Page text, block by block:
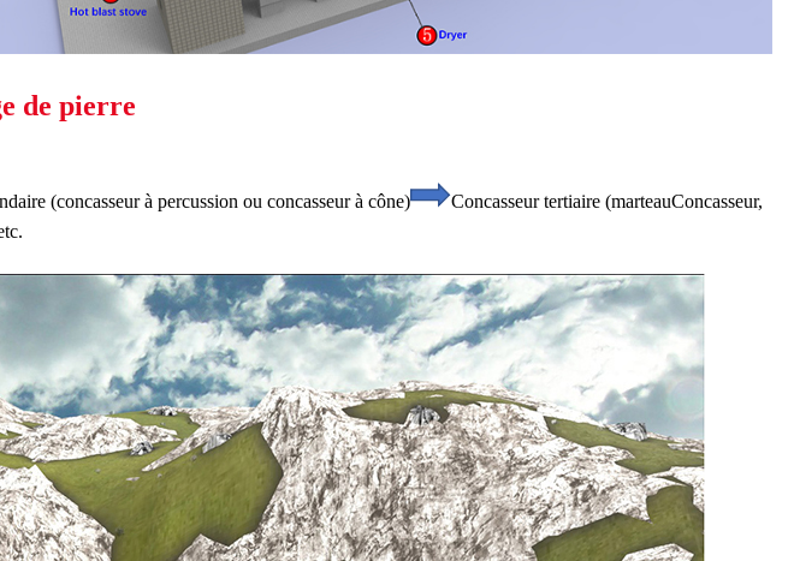
de pierre
(concasseur à percussion ou concasseur à cône) Concasseur tertiaire (marteauConcasseur,